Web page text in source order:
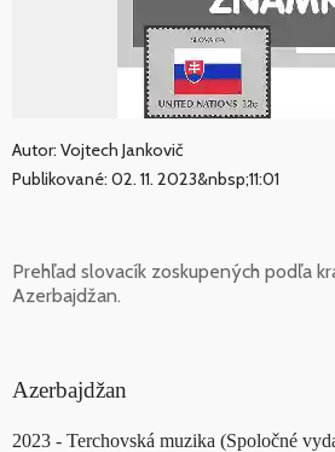
Autor: Vojtech Jankovič
Publikované: 02. 11. 2023&nbsp;11:01
Prehľad slovacík zoskupených podľa
Azerbajdžan.
Azerbajdžan
2023 - Terchovská muzika (Spoločné